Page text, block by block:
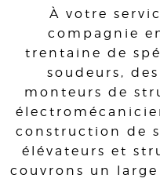
À votre
compagnie
trentaine de
soudeurs,
monteurs de
construction de
élévateurs et
couvrons un